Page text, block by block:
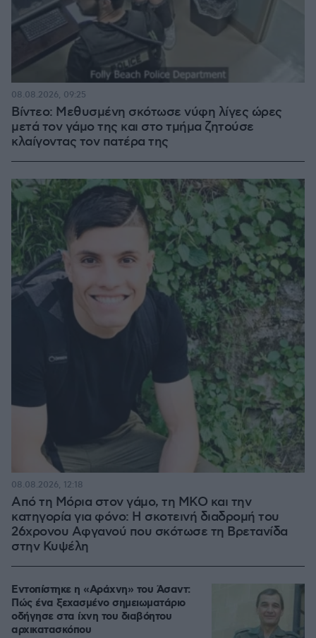
Βίντεο: Μεθυσμένη σκότωσε νύφη λίγες ώρες
μετά τον γάμο της και στο τμήμα ζητούσε
κλαίγοντας τον πατέρα της
08.08.2026, 09:25
Από τη Μόρια στον γάμο, τη ΜΚΟ και την
κατηγορία για φόνο: Η σκοτεινή διαδρομή του
26χρονου Αφγανού που σκότωσε τη Βρετανίδα
στην Κυψέλη
08.08.2026, 12:18
Εντοπίστηκε η «Αράχνη» του Άσαντ:
Πώς ένα ξεχασμένο σημειωματάριο
οδήγησε στα ίχνη του διαβόητου
αρχικατασκόπου